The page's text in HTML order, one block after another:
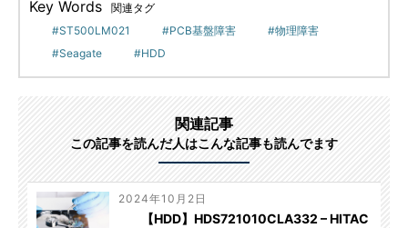
Key Words
関連タグ
ST500LM021
PCB基盤障害
物理障害
Seagate
HDD
関連記事
この記事を読んだ人はこんな記事も読んでます
2024年10月2日
【HDD】HDS721010CLA332 – HITAC